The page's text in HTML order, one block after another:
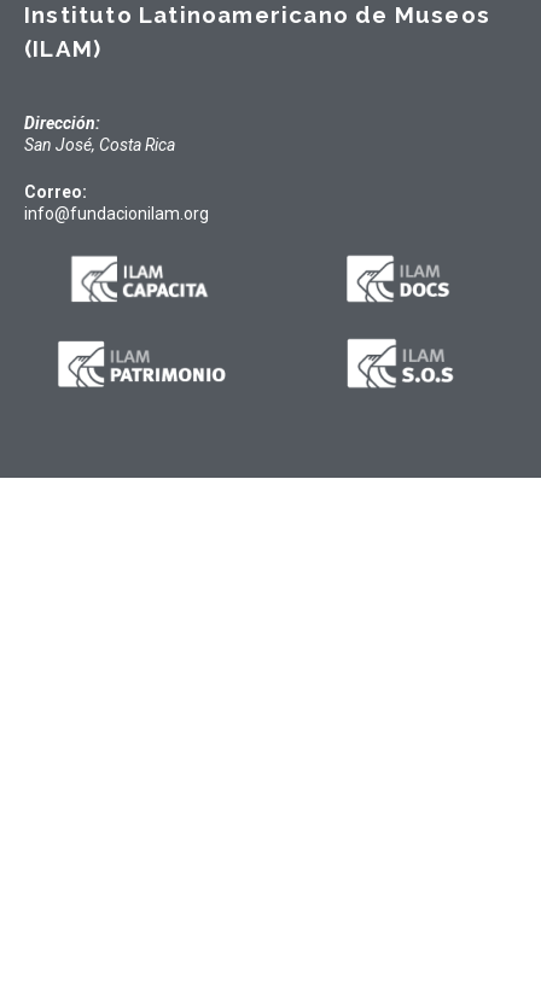
Instituto Latinoamericano de Museos
(ILAM)
Dirección:
San José, Costa Rica
Correo:
info@fundacionilam.org